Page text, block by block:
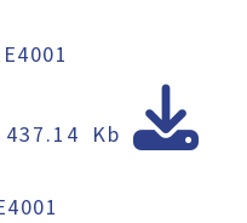
437.14 Kb